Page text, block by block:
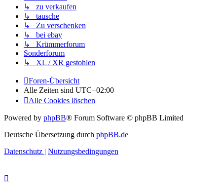
↳ zu verkaufen
↳ tausche
↳ Zu verschenken
↳ bei ebay
↳ Krümmerforum
Sonderforum
↳ XL / XR gestohlen
Foren-Übersicht
Alle Zeiten sind UTC+02:00
Alle Cookies löschen
Powered by phpBB® Forum Software © phpBB Limited
Deutsche Übersetzung durch phpBB.de
Datenschutz
Nutzungsbedingungen